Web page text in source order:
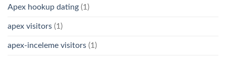
Apex hookup dating (1)
apex visitors (1)
apex-inceleme visitors (1)